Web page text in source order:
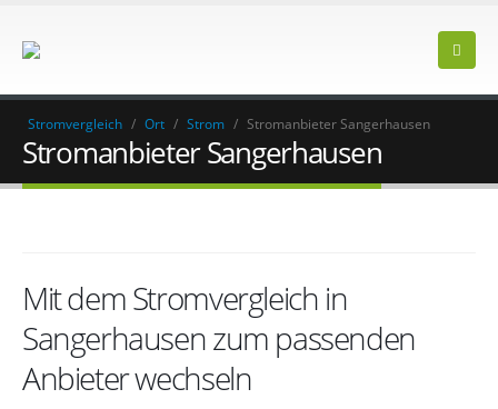
Stromvergleich / Ort / Strom / Stromanbieter Sangerhausen
Stromanbieter Sangerhausen
Mit dem Stromvergleich in
Sangerhausen zum passenden
Anbieter wechseln